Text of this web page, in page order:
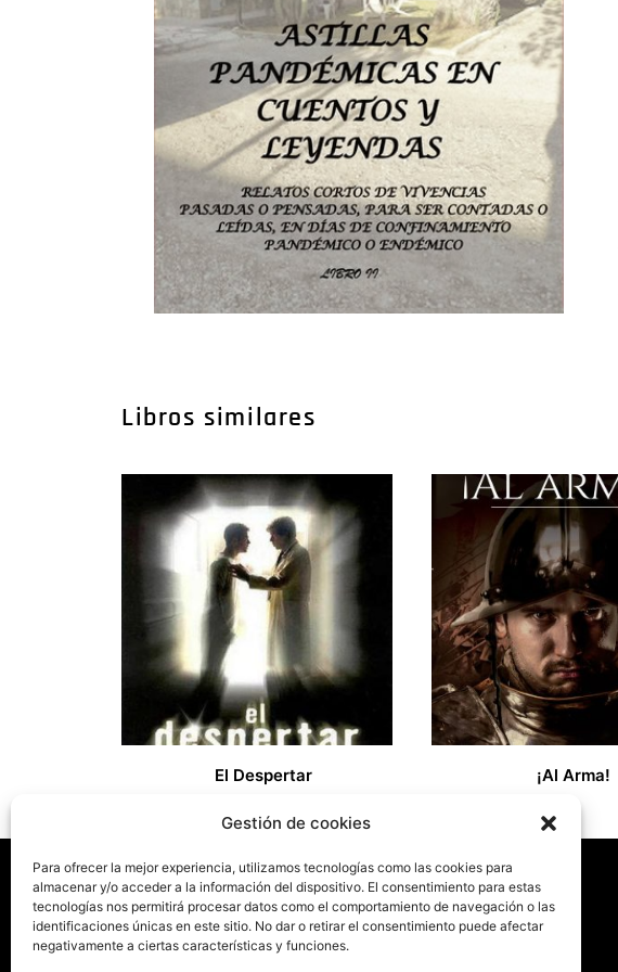
Gestión de cookies
Para ofrecer la mejor experiencia, utilizamos tecnologías como las cookies para
almacenar y/o acceder a la información del dispositivo. El consentimiento para estas
tecnologías nos permitirá procesar datos como el comportamiento de navegación o las
identificaciones únicas en este sitio. No dar o retirar el consentimiento puede afectar
negativamente a ciertas características y funciones.
Libros similares
El Despertar ¡Al Arma!
La editorial